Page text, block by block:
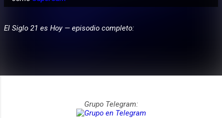
n
t
a
El Siglo 21 es Hoy — episodio completo:
Grupo Telegram: